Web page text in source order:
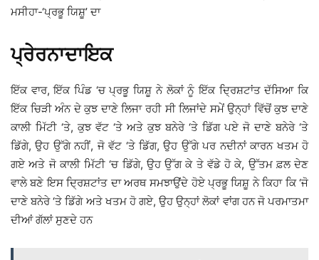
ਮਸੀਹਾ-‘ਪ੍ਰਭੂ ਯਿਸ਼ੂ’ ਦਾ
ਪ੍ਰੇਰਨਾਦਾਇਕ
ਇੱਕ ਵਾਰ, ਇੱਕ ਪਿੰਡ ‘ਚ ਪ੍ਰਭੂ ਯਿਸ਼ੂ ਨੇ ਲੋਕਾਂ ਨੂੰ ਇੱਕ ਦ੍ਰਿਸ਼ਟਾਂਤ ਦੱਸਿਆ ਕਿ
ਇੱਕ ਚਿੜੀ ਅੰਨ ਦੇ ਕੁਝ ਦਾਣੇ ਲਿਜਾ ਰਹੀ ਸੀ ਲਿਜਾਂਦੇ ਸਮੇਂ ਉਨ੍ਹਾਂ ਵਿੱਚੋਂ ਕੁਝ ਦਾਣੇ
ਕਾਲੀ ਮਿੱਟੀ ‘ਤੇ, ਕੁਝ ਵੱਟ ‘ਤੇ ਅਤੇ ਕੁਝ ਬਨੇਰੇ ‘ਤੇ ਡਿੱਗ ਪਏ ਜੋ ਦਾਣੇ ਬਨੇਰੇ ‘ਤੇ
ਡਿੱਗੇ, ਉਹ ਉੱਗੇ ਨਹੀਂ, ਜੋ ਵੱਟ ‘ਤੇ ਡਿੱਗ, ਉਹ ਉੱਗੇ ਪਰ ਨਦੀਨਾਂ ਕਾਰਨ ਖਤਮ ਹੋ
ਗਏ ਅਤੇ ਜੋ ਕਾਲੀ ਮਿੱਟੀ ‘ਚ ਡਿੱਗੇ, ਉਹ ਉੱਗ ਕੇ ਤੇ ਵੱਡੇ ਹੋ ਕੇ, ਉੱਤਮ ਫ਼ਲ ਦੇਣ
ਵਾਲੇ ਬਣੇ ਇਸ ਦ੍ਰਿਸ਼ਟਾਂਤ ਦਾ ਅਰਥ ਸਮਝਾਉਂਦੇ ਹੋਏ ਪ੍ਰਭੂ ਯਿਸ਼ੂ ਨੇ ਕਿਹਾ ਕਿ ‘ਜੋ
ਦਾਣੇ ਬਨੇਰੇ ‘ਤੇ ਡਿੱਗੇ ਅਤੇ ਖਤਮ ਹੋ ਗਏ, ਉਹ ਉਨ੍ਹਾਂ ਲੋਕਾਂ ਵਾਂਗ ਹਨ ਜੋ ਪਰਮਾਤਮਾ
ਦੀਆਂ ਗੱਲਾਂ ਸੁਣਦੇ ਹਨ